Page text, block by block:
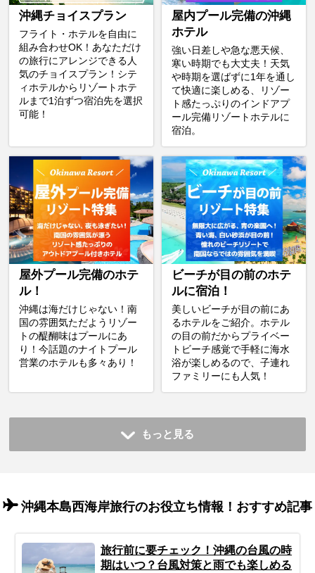
沖縄チョイスプラン
フライト・ホテルを自由に
組み合わせOK！あなただけ
の旅行にアレンジできる人
気のチョイスプラン！シテ
ィホテルからリゾートホテ
ルまで1泊ずつ宿泊先を選択
可能！
屋内プール完備の沖縄
ホテル
強い日差しや急な悪天候、
寒い時期でも大丈夫！天気
や時期を選ばずに1年を通し
て快適に楽しめる、リゾー
ト感たっぷりのインドアプ
ール完備リゾートホテルに
宿泊。
屋外プール完備のホテ
ル！
沖縄は海だけじゃない！南
国の雰囲気ただようリゾー
トの醍醐味はプールにあ
り！今話題のナイトプール
営業のホテルも多々あり！
ビーチが目の前のホテ
ルに宿泊！
美しいビーチが目の前にあ
るホテルをご紹介。ホテル
の目の前だからプライベー
トビーチ感覚で手軽に海水
浴が楽しめるので、子連れ
ファミリーにも人気！
もっと見る
沖縄本島西海岸旅行のお役立ち情報！おすすめ記事
旅行前に要チェック！沖縄の台風の時
期はいつ？台風対策と雨でも楽しめる